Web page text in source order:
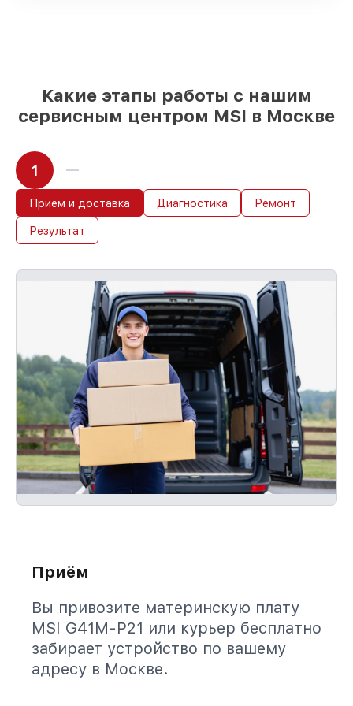
Какие этапы работы с нашим
сервисным центром MSI в Москве
1
Прием и доставка Диагностика Ремонт
Результат
Приём
Вы привозите материнскую плату
MSI G41M-P21 или курьер бесплатно
забирает устройство по вашему
адресу в Москве.